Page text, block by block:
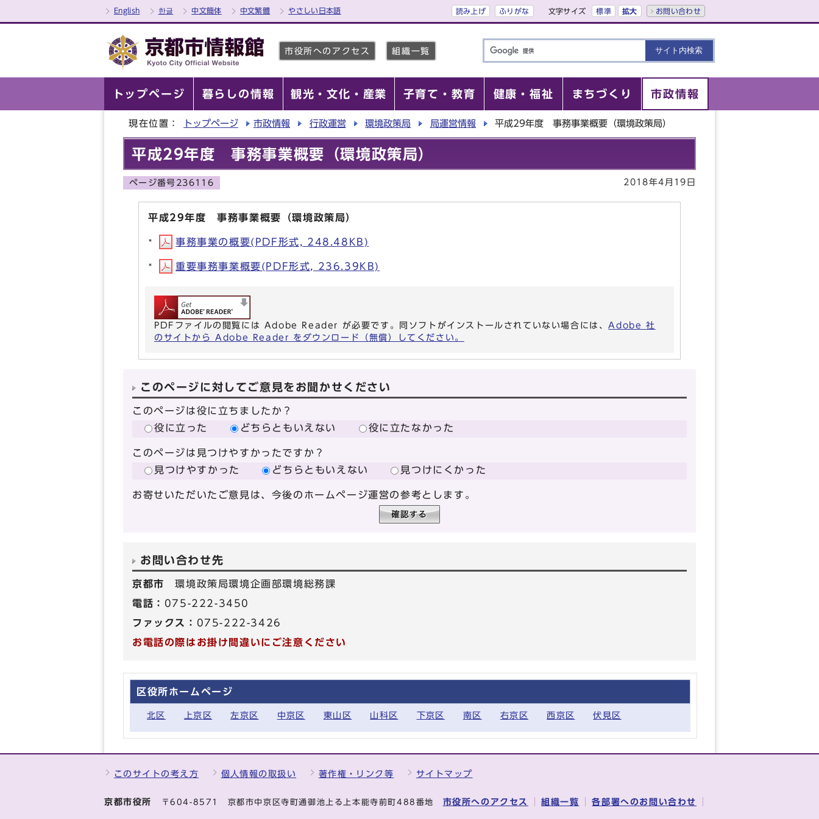
English 한글 中文簡体 中文繁體 やさしい日本語 読み上げ ふりがな 文字サイズ 標準 拡大 お問い合わせ
市役所へのアクセス 組織一覧
トップページ 暮らしの情報 観光・文化・産業 子育て・教育 健康・福祉 まちづくり 市政情報
現在位置： トップページ 市政情報 行政運営 環境政策局 局運営情報 平成29年度 事務事業概要（環境政策局）
平成29年度 事務事業概要（環境政策局）
ページ番号236116 2018年4月19日
平成29年度 事務事業概要（環境政策局）
事務事業の概要(PDF形式, 248.48KB)
重要事務事業概要(PDF形式, 236.39KB)
PDFファイルの閲覧には Adobe Reader が必要です。同ソフトがインストールされていない場合には、Adobe 社
のサイトから Adobe Reader をダウンロード（無償）してください。
このページに対してご意見をお聞かせください
このページは役に立ちましたか？
役に立った
どちらともいえない 役に立たなかった
このページは見つけやすかったですか？
見つけやすかった
どちらともいえない 見つけにくかった
お寄せいただいたご意見は、今後のホームページ運営の参考とします。
お問い合わせ先
京都市環境政策局環境企画部環境総務課
電話： 075-222-3450
ファックス： 075-222-3426
お電話の際はお掛け間違いにご注意ください
区役所ホームページ
北区 上京区 左京区 中京区 東山区 山科区 下京区 南区 右京区 西京区 伏見区
このサイトの考え方 個人情報の取扱い 著作権・リンク等 サイトマップ
京都市役所 〒604-8571 京都市中京区寺町通御池上る上本能寺前町488番地 市役所へのアクセス 組織一覧 各部署へのお問い合わせ